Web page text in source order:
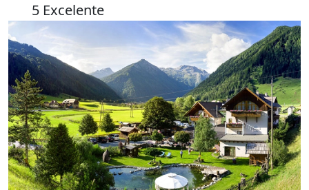
5 Excelente